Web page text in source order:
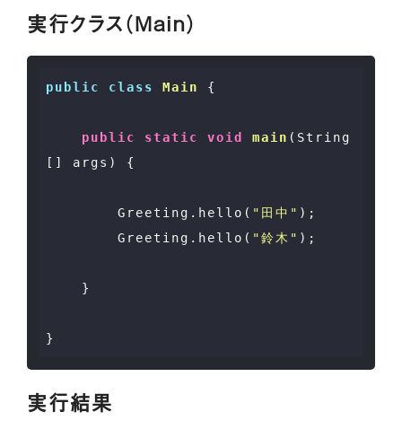
実行クラス（Main）
public class Main {
public static void main (String
[] args)
{
        Greeting.hello(
"田中" );
        Greeting.hello(
"鈴木" );
実行結果